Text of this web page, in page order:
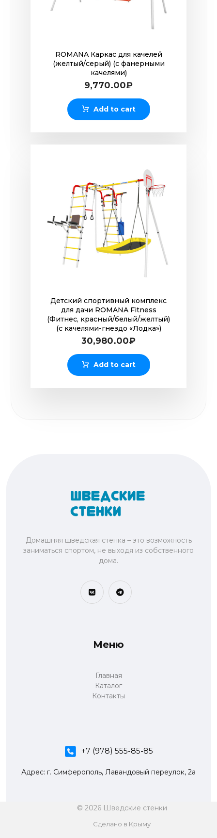
ROMANA Каркас для качелей
(желтый/серый) (с фанерными
качелями)
9,770.00₽
Add to cart
Детский спортивный комплекс
для дачи ROMANA Fitness
(Фитнес, красный/белый/желтый)
(с качелями-гнездо «Лодка»)
30,980.00₽
Add to cart
Домашняя шведская стенка – это возможность
заниматься спортом, не выходя из собственного
дома.
Меню
Главная
Каталог
Контакты
+7 (978) 555-85-85
Адрес: г. Симферополь, Лавандовый переулок, 2а
© 2026 Шведские стенки
Сделано в Крыму